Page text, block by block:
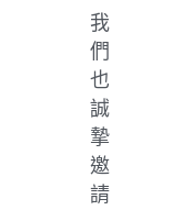
我
們
也
誠
摯
邀
請